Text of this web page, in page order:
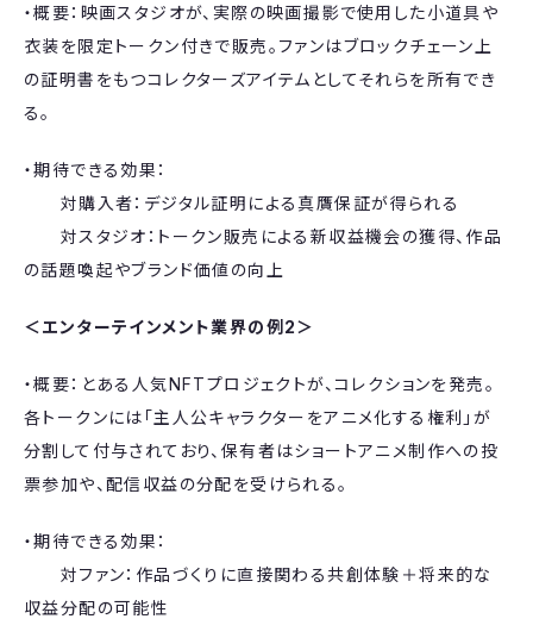
・概要：映画スタジオが、実際の映画撮影で使用した小道具や
衣装を限定トークン付きで販売。ファンはブロックチェーン上
の証明書をもつコレクターズアイテムとしてそれらを所有でき
る。
・期待できる効果：
対購入者：デジタル証明による真贋保証が得られる
対スタジオ：トークン販売による新収益機会の獲得、作品
の話題喚起やブランド価値の向上
＜エンターテインメント業界の例​2​＞
・概要：とある人気NFTプロジェクトが、コレクションを発売。
各トークンには「主人公キャラクターをアニメ化する権利」が
分割して付与されており、保有者はショートアニメ制作への投
票参加や、配信収益の分配を受けられる。
・期待できる効果：
対ファン：作品づくりに直接関わる共創体験＋将来的な
収益分配の可能性